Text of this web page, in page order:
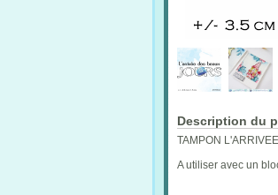
Description du
TAMPON
A utiliser avec un